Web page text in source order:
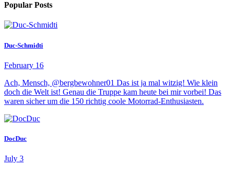
Popular Posts
Duc-Schmidti
February 16
Ach, Mensch, @bergbewohner01 Das ist ja mal witzig! Wie klein
doch die Welt ist! Genau die Truppe kam heute bei mir vorbei! Das
waren sicher um die 150 richtig coole Motorrad-Enthusiasten.
DocDuc
July 3